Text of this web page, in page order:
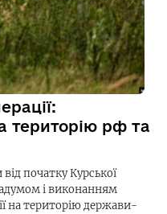
територію рф та
початку Курської
і виконанням
на територію держави-